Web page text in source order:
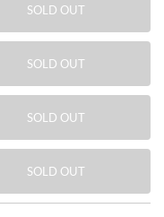
SOLD OUT
SOLD OUT
SOLD OUT
SOLD OUT